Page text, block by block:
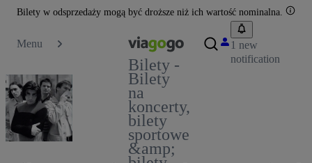
Bilety w odsprzedaży mogą być droższe niż ich wartość nominalna.
Menu
Bilety -
Bilety
na
koncerty,
bilety
sportowe
&amp;
1 new
notification